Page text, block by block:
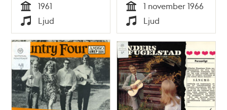
Tid
1961
Typ
Ljud Tid
1 november 1966
Typ
Ljud